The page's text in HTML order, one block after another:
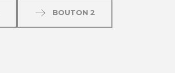
BOUTON 2